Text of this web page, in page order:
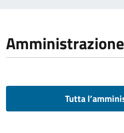
Amministrazione
Tutta